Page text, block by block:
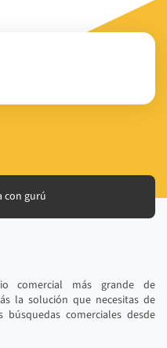
con gurú
comercial más grande de
la solución que necesitas de
comerciales desde